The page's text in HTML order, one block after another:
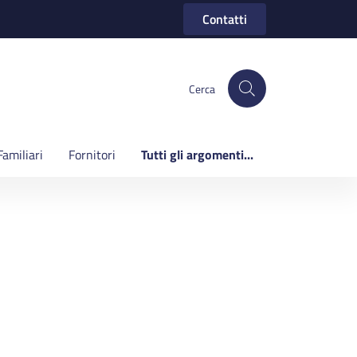
Contatti
Cerca
Fornitori Tutti gli argomenti...